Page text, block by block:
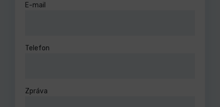
E-mail
Telefon
Zpráva